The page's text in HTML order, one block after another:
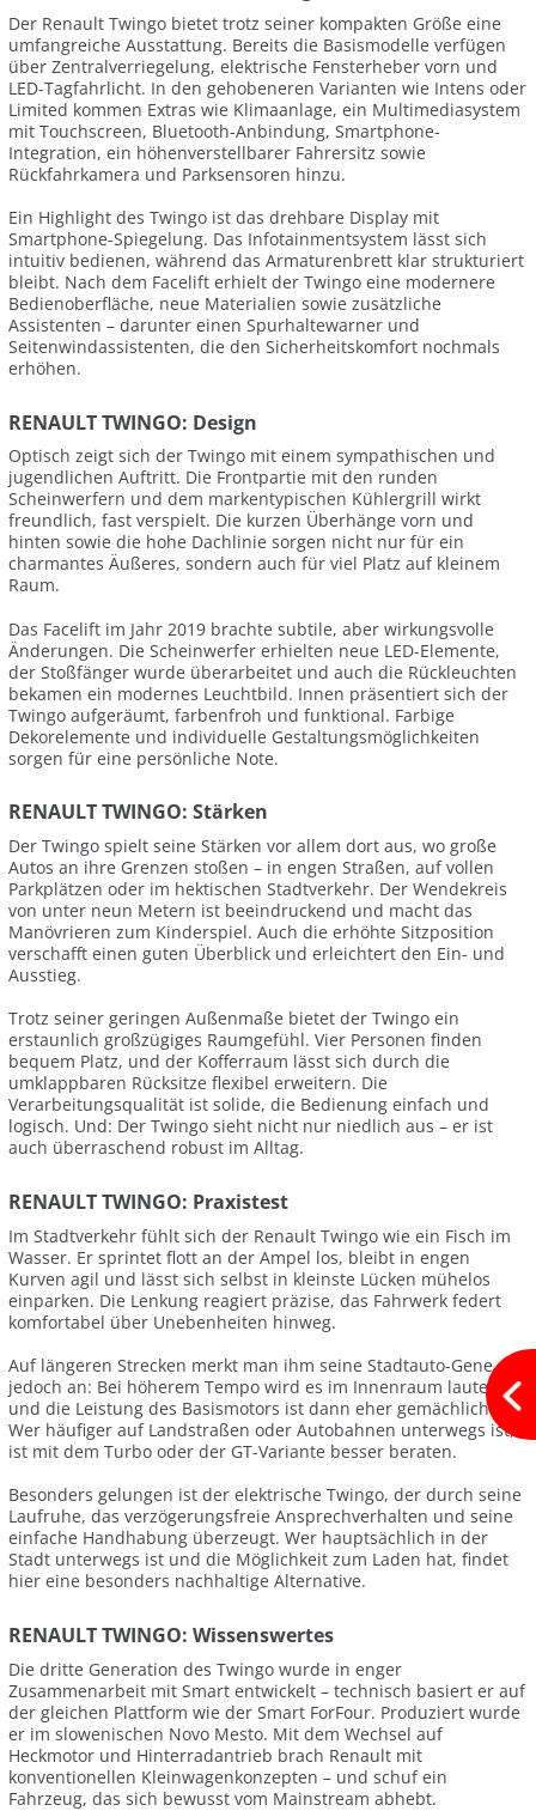
Der Renault Twingo bietet trotz seiner kompakten Größe eine
umfangreiche Ausstattung. Bereits die Basismodelle verfügen
über Zentralverriegelung, elektrische Fensterheber vorn und
LED-Tagfahrlicht. In den gehobeneren Varianten wie Intens oder
Limited kommen Extras wie Klimaanlage, ein Multimediasystem
mit Touchscreen, Bluetooth-Anbindung, Smartphone-
Integration, ein höhenverstellbarer Fahrersitz sowie
Rückfahrkamera und Parksensoren hinzu.
Ein Highlight des Twingo ist das drehbare Display mit
Smartphone-Spiegelung. Das Infotainmentsystem lässt sich
intuitiv bedienen, während das Armaturenbrett klar strukturiert
bleibt. Nach dem Facelift erhielt der Twingo eine modernere
Bedienoberfläche, neue Materialien sowie zusätzliche
Assistenten – darunter einen Spurhaltewarner und
Seitenwindassistenten, die den Sicherheitskomfort nochmals
erhöhen.
RENAULT TWINGO: Design
Optisch zeigt sich der Twingo mit einem sympathischen und
jugendlichen Auftritt. Die Frontpartie mit den runden
Scheinwerfern und dem markentypischen Kühlergrill wirkt
freundlich, fast verspielt. Die kurzen Überhänge vorn und
hinten sowie die hohe Dachlinie sorgen nicht nur für ein
charmantes Äußeres, sondern auch für viel Platz auf kleinem
Raum.
Das Facelift im Jahr 2019 brachte subtile, aber wirkungsvolle
Änderungen. Die Scheinwerfer erhielten neue LED-Elemente,
der Stoßfänger wurde überarbeitet und auch die Rückleuchten
bekamen ein modernes Leuchtbild. Innen präsentiert sich der
Twingo aufgeräumt, farbenfroh und funktional. Farbige
Dekorelemente und individuelle Gestaltungsmöglichkeiten
sorgen für eine persönliche Note.
RENAULT TWINGO: Stärken
Der Twingo spielt seine Stärken vor allem dort aus, wo große
Autos an ihre Grenzen stoßen – in engen Straßen, auf vollen
Parkplätzen oder im hektischen Stadtverkehr. Der Wendekreis
von unter neun Metern ist beeindruckend und macht das
Manövrieren zum Kinderspiel. Auch die erhöhte Sitzposition
verschafft einen guten Überblick und erleichtert den Ein- und
Ausstieg.
Trotz seiner geringen Außenmaße bietet der Twingo ein
erstaunlich großzügiges Raumgefühl. Vier Personen finden
bequem Platz, und der Kofferraum lässt sich durch die
umklappbaren Rücksitze flexibel erweitern. Die
Verarbeitungsqualität ist solide, die Bedienung einfach und
logisch. Und: Der Twingo sieht nicht nur niedlich aus – er ist
auch überraschend robust im Alltag.
RENAULT TWINGO: Praxistest
Im Stadtverkehr fühlt sich der Renault Twingo wie ein Fisch im
Wasser. Er sprintet flott an der Ampel los, bleibt in engen
Kurven agil und lässt sich selbst in kleinste Lücken mühelos
einparken. Die Lenkung reagiert präzise, das Fahrwerk federt
komfortabel über Unebenheiten hinweg.
Auf längeren Strecken merkt man ihm seine Stadtauto-Gene
jedoch an: Bei höherem Tempo wird es im Innenraum lauter,
und die Leistung des Basismotors ist dann eher gemächlich.
Wer häufiger auf Landstraßen oder Autobahnen unterwegs ist,
ist mit dem Turbo oder der GT-Variante besser beraten.
Besonders gelungen ist der elektrische Twingo, der durch seine
Laufruhe, das verzögerungsfreie Ansprechverhalten und seine
einfache Handhabung überzeugt. Wer hauptsächlich in der
Stadt unterwegs ist und die Möglichkeit zum Laden hat, findet
hier eine besonders nachhaltige Alternative.
RENAULT TWINGO: Wissenswertes
Die dritte Generation des Twingo wurde in enger
Zusammenarbeit mit Smart entwickelt – technisch basiert er auf
der gleichen Plattform wie der Smart ForFour. Produziert wurde
er im slowenischen Novo Mesto. Mit dem Wechsel auf
Heckmotor und Hinterradantrieb brach Renault mit
konventionellen Kleinwagenkonzepten – und schuf ein
Fahrzeug, das sich bewusst vom Mainstream abhebt.